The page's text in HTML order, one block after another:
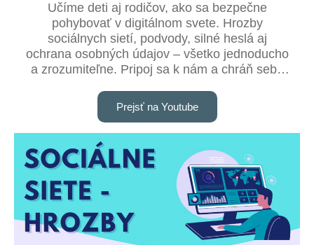
Učíme deti aj rodičov, ako sa bezpečne
pohybovať v digitálnom svete. Hrozby
sociálnych sietí, podvody, silné heslá aj
ochrana osobných údajov – všetko jednoducho
a zrozumiteľne. Pripoj sa k nám a chráň seba
Prejsť na Youtube